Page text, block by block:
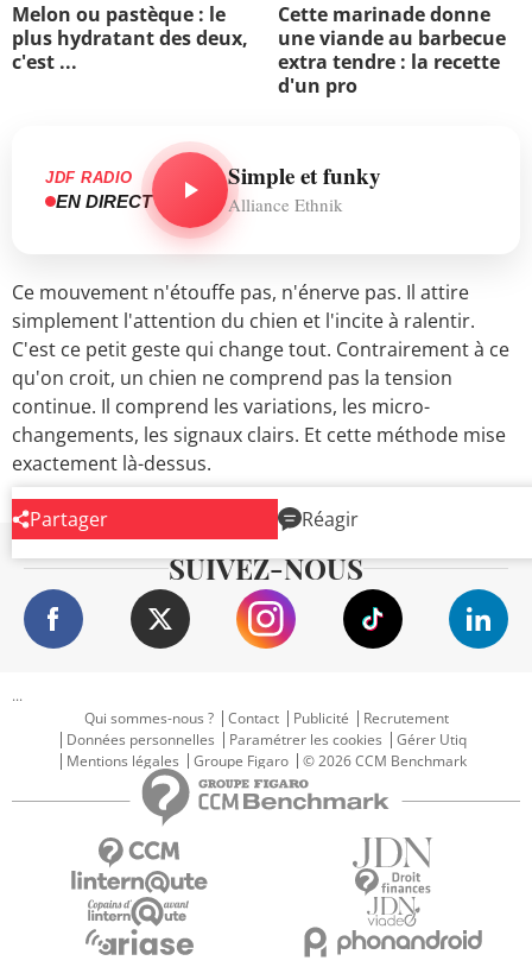
Melon ou pastèque : le
plus hydratant des deux,
c'est ...
Cette marinade donne
une viande au barbecue
extra tendre : la recette
d'un pro
JDF RADIO
EN DIRECT
Simple et funky
Alliance Ethnik
Ce mouvement n'étouffe pas, n'énerve pas. Il attire
simplement l'attention du chien et l'incite à ralentir.
C'est ce petit geste qui change tout. Contrairement à ce
qu'on croit, un chien ne comprend pas la tension
continue. Il comprend les variations, les micro-
changements, les signaux clairs. Et cette méthode mise
exactement là-dessus.
Partager Réagir
SUIVEZ-NOUS
...
Qui sommes-nous ?
Contact Publicité
Recrutement
Données personnelles
Paramétrer les cookies
Gérer Utiq
Mentions légales
Groupe Figaro © 2026 CCM Benchmark